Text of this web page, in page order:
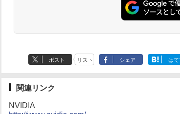
ポスト リスト シェア はて
関連リンク
NVIDIA